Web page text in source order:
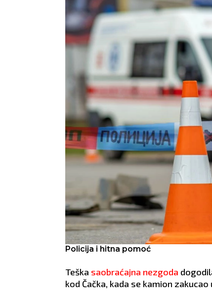
Policija i hitna pomoć
Teška saobraćajna nezgoda
kod Čačka, kada se kamion